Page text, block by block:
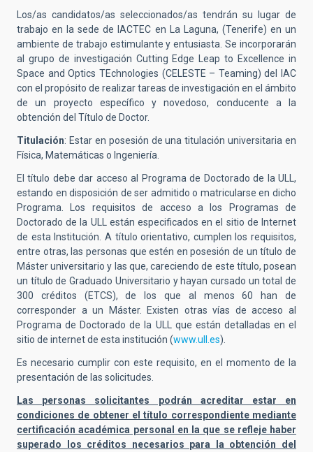
Los/as candidatos/as seleccionados/as tendrán su lugar de
trabajo en la sede de IACTEC en La Laguna, (Tenerife) en un
ambiente de trabajo estimulante y entusiasta. Se incorporarán
al grupo de investigación Cutting Edge Leap to Excellence in
Space and Optics TEchnologies (CELESTE – Teaming) del IAC
con el propósito de realizar tareas de investigación en el ámbito
de un proyecto específico y novedoso, conducente a la
obtención del Título de Doctor.
Titulación: Estar en posesión de una titulación universitaria en
Física, Matemáticas o Ingeniería.
El título debe dar acceso al Programa de Doctorado de la ULL,
estando en disposición de ser admitido o matricularse en dicho
Programa. Los requisitos de acceso a los Programas de
Doctorado de la ULL están especificados en el sitio de Internet
de esta Institución. A título orientativo, cumplen los requisitos,
entre otras, las personas que estén en posesión de un título de
Máster universitario y las que, careciendo de este título, posean
un título de Graduado Universitario y hayan cursado un total de
300 créditos (ETCS), de los que al menos 60 han de
corresponder a un Máster. Existen otras vías de acceso al
Programa de Doctorado de la ULL que están detalladas en el
sitio de internet de esta institución (www.ull.es).
Es necesario cumplir con este requisito, en el momento de la
presentación de las solicitudes.
Las personas solicitantes podrán acreditar estar en
condiciones de obtener el título correspondiente mediante
certificación académica personal en la que se refleje haber
superado los créditos necesarios para la obtención del